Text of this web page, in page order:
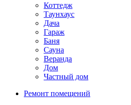
Коттедж
Таунхаус
Дача
Гараж
Баня
Сауна
Веранда
Дом
Частный дом
Ремонт помещений